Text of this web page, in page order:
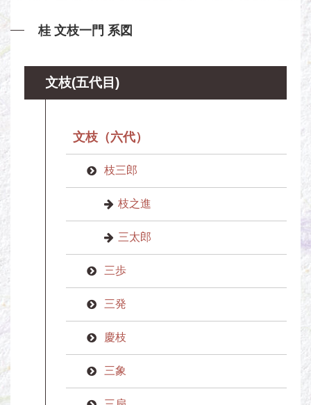
桂 文枝一門 系図
文枝(五代目)
文枝（六代）
枝三郎
枝之進
三太郎
三歩
三発
慶枝
三象